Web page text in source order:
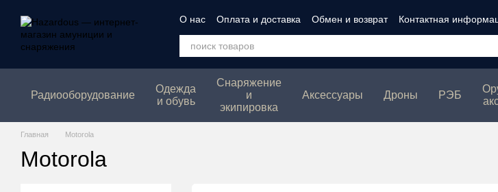
О нас Оплата и доставка Обмен и возврат Контактная
Политика конфеденциальности
Радиооборудование
Одежда
и обувь
Снаряжение
и
экипировка
Аксессуары Дроны РЭБ
Главная Motorola
Motorola